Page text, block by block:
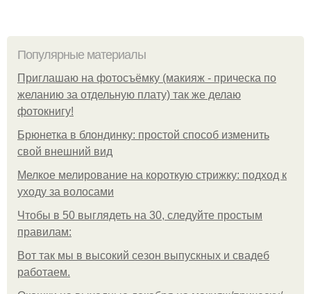
Популярные материалы
Приглашаю на фотосъёмку (макияж - прическа по
желанию за отдельную плату) так же делаю
фотокнигу!
Брюнетка в блондинку: простой способ изменить
свой внешний вид
Мелкое мелирование на короткую стрижку: подход к
уходу за волосами
Чтобы в 50 выглядеть на 30, следуйте простым
правилам:
Вот так мы в высокий сезон выпускных и свадеб
работаем.